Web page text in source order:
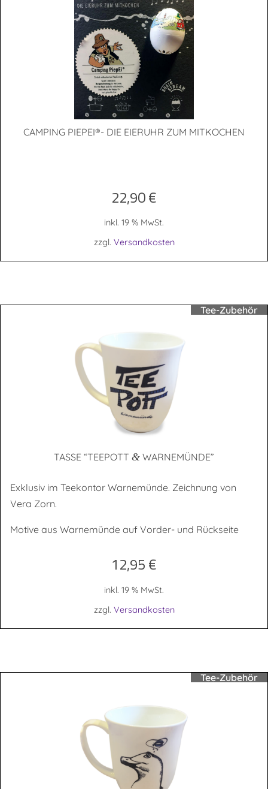
CAM­PING PIE­PEI®- DIE EIER­UHR ZUM MITKOCHEN
22,90€
inkl. 19 % MwSt.
zzgl. Versandkosten
Tee-Zubehör
TAS­SE “TEE­POTT & WARNEMÜNDE”
Exklusiv im Teekontor Warnemünde. Zeichnung von
Vera Zorn.
Motive aus Warnemünde auf Vorder- und Rückseite
12,95€
inkl. 19 % MwSt.
zzgl. Versandkosten
Tee-Zubehör